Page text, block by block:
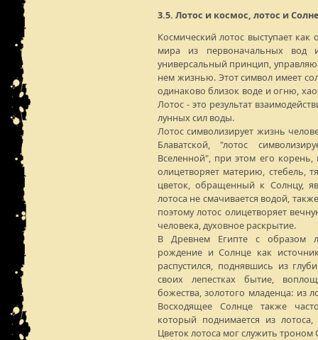
3.5. Лотос и космос, лотос и
Космический лотос выступает
мира из первоначальных вод
универсальный принцип,
нем жизнью. Этот символ имеет
одинаково близок воде и огню,
Лотос - это результат
лунных сил воды.
Лотос символизирует жизнь
Блаватской, "лотос
Вселенной", при этом его
олицетворяет материю, стебель,
цветок, обращенный к Солнцу,
лотоса не смачивается водой,
поэтому лотос олицетворяет
человека, духовное раскрытие.
В Древнем Египте с образом
рождение и Солнце как
распустился, поднявшись из
своих лепестках бытие,
божества, золотого младенца: из
Восходящее Солнце также
который поднимается из
Цветок лотоса мог служить